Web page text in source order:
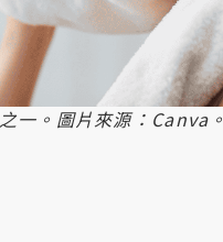
一。圖片來源：Canva。